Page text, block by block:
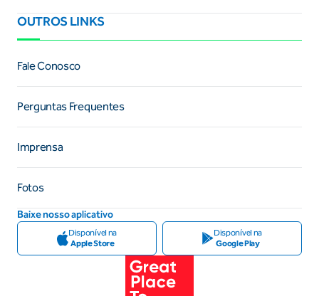
OUTROS LINKS
Fale Conosco
Perguntas Frequentes
Imprensa
Fotos
Baixe nosso aplicativo
Disponível na
Apple Store
Disponível na
Google Play